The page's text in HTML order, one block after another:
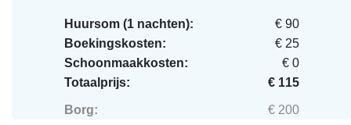
Huursom (1 nachten):
€ 90
Boekingskosten:
€ 25
Schoonmaakkosten:
€ 0
Totaalprijs:
€ 115
Borg: € 200